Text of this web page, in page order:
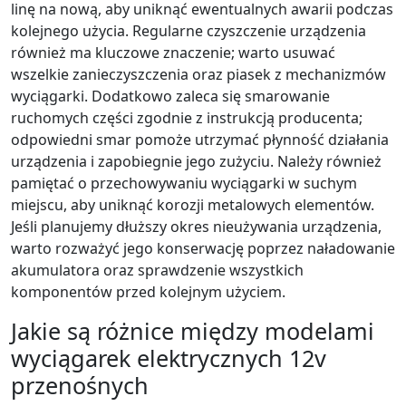
linę na nową, aby uniknąć ewentualnych awarii podczas
kolejnego użycia. Regularne czyszczenie urządzenia
również ma kluczowe znaczenie; warto usuwać
wszelkie zanieczyszczenia oraz piasek z mechanizmów
wyciągarki. Dodatkowo zaleca się smarowanie
ruchomych części zgodnie z instrukcją producenta;
odpowiedni smar pomoże utrzymać płynność działania
urządzenia i zapobiegnie jego zużyciu. Należy również
pamiętać o przechowywaniu wyciągarki w suchym
miejscu, aby uniknąć korozji metalowych elementów.
Jeśli planujemy dłuższy okres nieużywania urządzenia,
warto rozważyć jego konserwację poprzez naładowanie
akumulatora oraz sprawdzenie wszystkich
komponentów przed kolejnym użyciem.
Jakie są różnice między modelami
wyciągarek elektrycznych 12v
przenośnych